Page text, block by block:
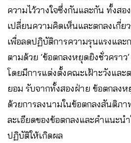
ความไว้วางใจซึ่งกันและกัน ทั้งสอ
เปลี่ยนความคิดเห็นและตกลงเกี่ย
เพื่อลดปฏิบัติการความรุนแรงและ
ตามด้วย ‘ข้อตกลงหยุดยิงชั่วคราว
โดยมีการแต่งตั้งคณะเฝ้าะวังและ
ยอม รับจากทั้งสองฝ่าย ข้อตกลงห
ด้วยการลงนามในข้อตกลงสันติภ
ละเอียดของข้อตกลงและคำแนะน
ปฏิบัติให้เกิดผล